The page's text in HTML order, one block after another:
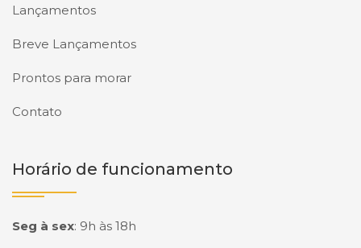
Lançamentos
Breve Lançamentos
Prontos para morar
Contato
Horário de funcionamento
Seg à sex: 9h às 18h